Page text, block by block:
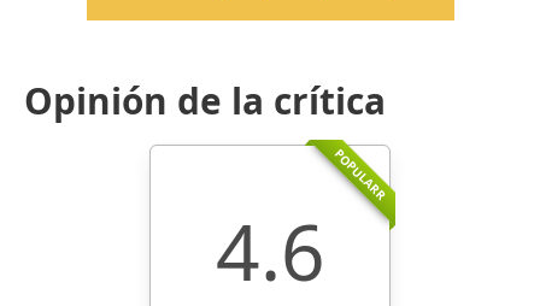
Opinión de la crítica
POPULARR
4.6